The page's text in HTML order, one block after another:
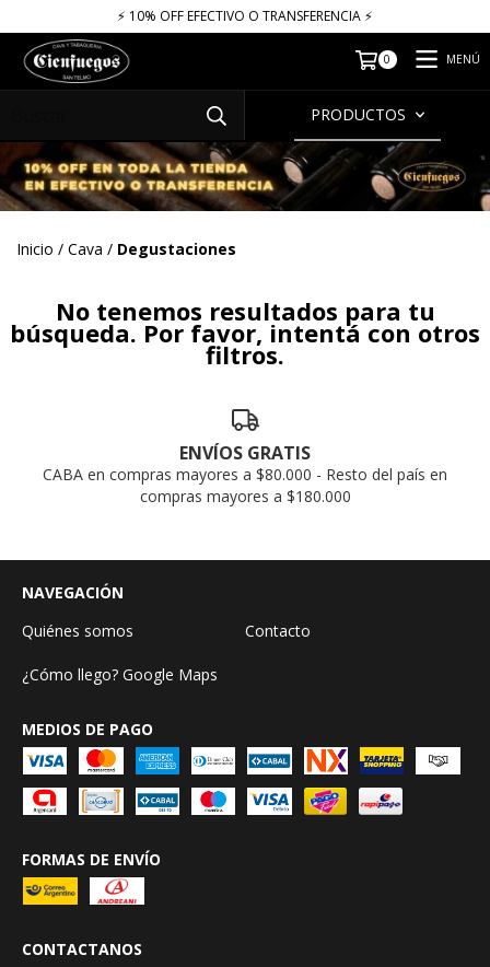
⚡​​​ 10% OFF EFECTIVO O TRANSFERENCIA ⚡​
0 MENÚ
PRODUCTOS
Inicio / Cava / Degustaciones
No tenemos resultados para tu
búsqueda. Por favor, intentá con otros
filtros.
ENVÍOS GRATIS
CABA en compras mayores a $80.000 - Resto del país en
compras mayores a $180.000
NAVEGACIÓN
Quiénes somos
Contacto
¿Cómo llego? Google Maps
MEDIOS DE PAGO
FORMAS DE ENVÍO
CONTACTANOS